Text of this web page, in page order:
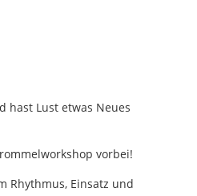
hast Lust etwas Neues
vorbei!
Rhythmus, Einsatz und